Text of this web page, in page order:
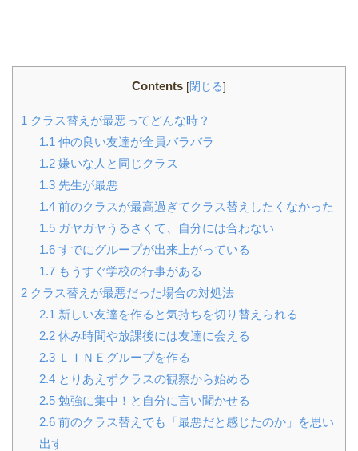
Contents [閉じる]
1 クラス替えが最悪ってどんな時？
1.1 仲の良い友達が全員バラバラ
1.2嫌いな人と同じクラス
1.3先生が最悪
1.4前のクラスが最高過ぎてクラス替えしたくなかった
1.5ガヤガヤうるさくて、自分には合わない
1.6すでにグループが出来上がっている
1.7もうすぐ学校の行事がある
2 クラス替えが最悪だった場合の対処法
2.1 新しい友達を作ると気持ちを切り替えられる
2.2休み時間や放課後には友達に会える
2.3ＬＩＮＥグループを作る
2.4とりあえずクラスの観察から始める
2.5勉強に集中！と自分に言い聞かせる
2.6前のクラス替えでも「最悪だと感じたのか」を思い
出す